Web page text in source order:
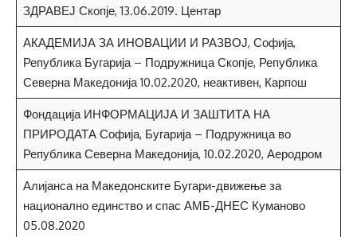
ЗДРАВЕЈ Скопје, 13.06.2019. Центар
АКАДЕМИЈА ЗА ИНОВАЦИИ И РАЗВОЈ, Софија,
Република Бугарија – Подружница Скопје, Република
Северна Македонија 10.02.2020, неактивен, Карпош
Фондација ИНФОРМАЦИЈА И ЗАШТИТА НА
ПРИРОДАТА Софија, Бугарија – Подружница во
Република Северна Македонија, 10.02.2020, Аеродром
Алијанса на Македонските Бугари-движење за
национално единство и спас АМБ-ДНЕС Куманово
05.08.2020